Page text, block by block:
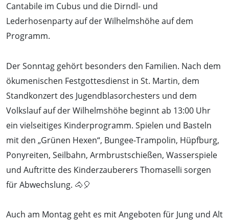
Cantabile im Cubus und die Dirndl- und
Lederhosenparty auf der Wilhelmshöhe auf dem
Programm.
Der Sonntag gehört besonders den Familien. Nach dem
ökumenischen Festgottesdienst in St. Martin, dem
Standkonzert des Jugendblasorchesters und dem
Volkslauf auf der Wilhelmshöhe beginnt ab 13:00 Uhr
ein vielseitiges Kinderprogramm. Spielen und Basteln
mit den „Grünen Hexen“, Bungee-Trampolin, Hüpfburg,
Ponyreiten, Seilbahn, Armbrustschießen, Wasserspiele
und Auftritte des Kinderzauberers Thomaselli sorgen
für Abwechslung. 🐴🎈
Auch am Montag geht es mit Angeboten für Jung und Alt